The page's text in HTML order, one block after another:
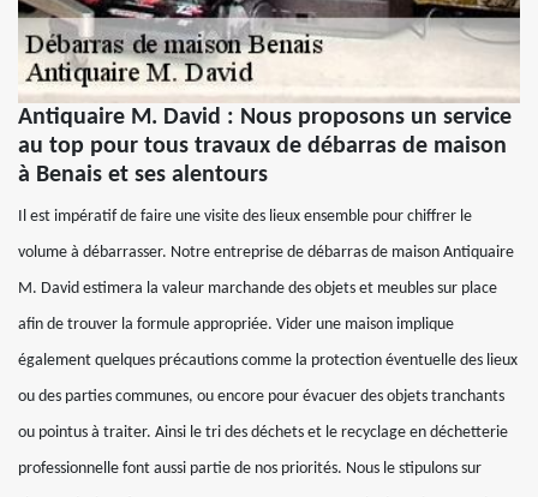
Antiquaire M. David : Nous proposons un service
au top pour tous travaux de débarras de maison
à Benais et ses alentours
Il est impératif de faire une visite des lieux ensemble pour chiffrer le
volume à débarrasser. Notre entreprise de débarras de maison Antiquaire
M. David estimera la valeur marchande des objets et meubles sur place
afin de trouver la formule appropriée. Vider une maison implique
également quelques précautions comme la protection éventuelle des lieux
ou des parties communes, ou encore pour évacuer des objets tranchants
ou pointus à traiter. Ainsi le tri des déchets et le recyclage en déchetterie
professionnelle font aussi partie de nos priorités. Nous le stipulons sur